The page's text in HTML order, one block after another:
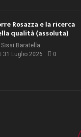
Rosazza e la ricerca
qualità (assoluta)
Sissi Baratella
31 Luglio 2026
0